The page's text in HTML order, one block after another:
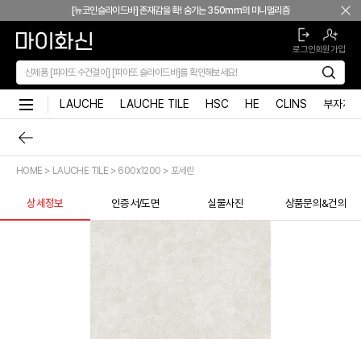
본문 바로가기[뉴코인슬라이드바] 존재감을 확! 숨기는 350mm의 미니멀리즘
[모노플러스] 시공후에 알게되는 만족감! 프레임리스 휴지걸이
[신상품] 숨겨진 접합선 (Seamless) '피아또 수건걸이'
[신상품] 300mm 미니멀 스퀘어 '피아또 슬라이드바'
[뉴코인] 라운드(●) 수전핸들을 편하게 컨트롤할 수 있다고??
[뉴코인청소건] 허리 굽히지 마세요! 변기 뒤로 숨기지도 마세요!
[뉴코인슬라이드바] 존재감을 확! 숨기는 350mm의 미니멀리즘
[모노플러스] 시공후에 알게되는 만족감! 프레임리스 휴지걸이
[신상품] 숨겨진 접합선 (Seamless) '피아또 수건걸이'
로그인회원가입
LAUCHE LAUCHE TILE HSC HE CLINS 부자재
HOME > LAUCHE TILE > 600x1200 > 포세린
상세정보 인증서/도면 실물사진 상품문의&건의